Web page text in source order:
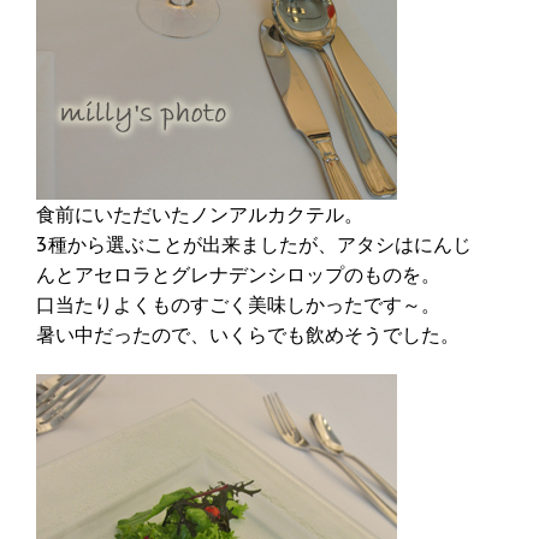
食前にいただいたノンアルカクテル。
3種から選ぶことが出来ましたが、アタシはにんじ
んとアセロラとグレナデンシロップのものを。
口当たりよくものすごく美味しかったです～。
暑い中だったので、いくらでも飲めそうでした。